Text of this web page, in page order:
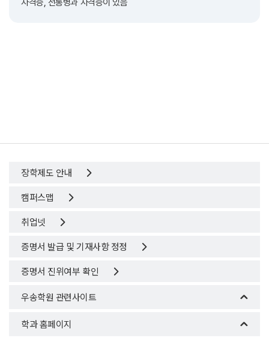
자격증, 전통병과 자격증이 있음
장학제도 안내
캠퍼스맵
취업넷
증명서 발급 및 기재사항 정정
증명서 진위여부 확인
우송학원 관련사이트
학과 홈페이지